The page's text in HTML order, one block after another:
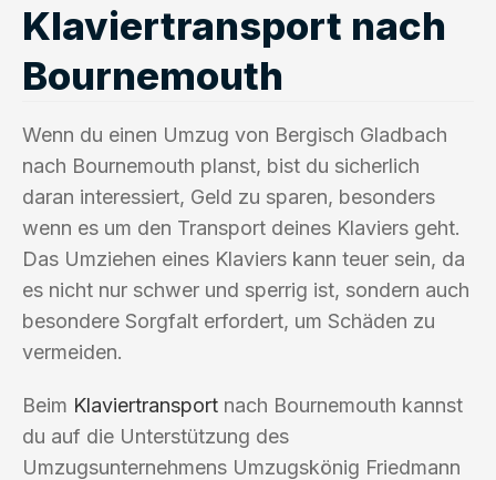
Klaviertransport nach
Bournemouth
Wenn du einen Umzug von Bergisch Gladbach
nach Bournemouth planst, bist du sicherlich
daran interessiert, Geld zu sparen, besonders
wenn es um den Transport deines Klaviers geht.
Das Umziehen eines Klaviers kann teuer sein, da
es nicht nur schwer und sperrig ist, sondern auch
besondere Sorgfalt erfordert, um Schäden zu
vermeiden.
Beim Klaviertransport nach Bournemouth kannst
du auf die Unterstützung des
Umzugsunternehmens Umzugskönig Friedmann